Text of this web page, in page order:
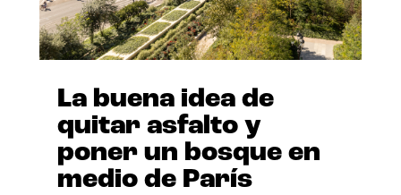
La buena idea de
quitar asfalto y
poner un bosque en
medio de París